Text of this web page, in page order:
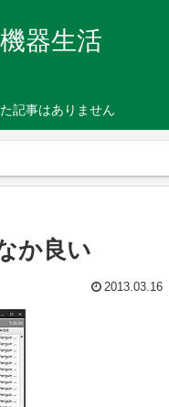
器生活
記事はありません
か良い
2013.03.16